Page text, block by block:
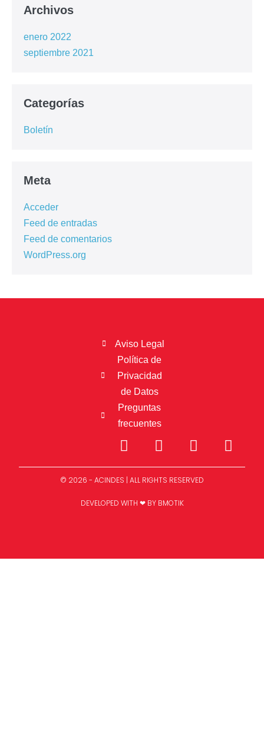
Archivos
enero 2022
septiembre 2021
Categorías
Boletín
Meta
Acceder
Feed de entradas
Feed de comentarios
WordPress.org
Aviso Legal
Política de
Privacidad
de Datos
Preguntas
frecuentes
© 2026 - ACINDES | ALL RIGHTS RESERVED
DEVELOPED WITH ❤ BY BMOTIK